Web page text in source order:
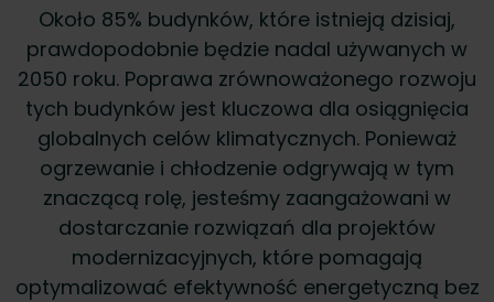
Około 85% budynków, które istnieją dzisiaj,
prawdopodobnie będzie nadal używanych w
2050 roku. Poprawa zrównoważonego rozwoju
tych budynków jest kluczowa dla osiągnięcia
globalnych celów klimatycznych. Ponieważ
ogrzewanie i chłodzenie odgrywają w tym
znaczącą rolę, jesteśmy zaangażowani w
dostarczanie rozwiązań dla projektów
modernizacyjnych, które pomagają
optymalizować efektywność energetyczną bez